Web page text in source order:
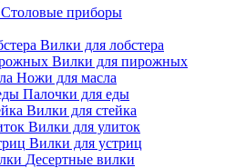
Cтоловые приборы
Вилки для лобстера
Вилки для пирожных
Ножи для масла
Палочки для еды
Вилки для стейка
Вилки для улиток
Вилки для устриц
Десертные вилки